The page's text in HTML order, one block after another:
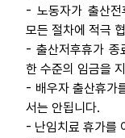
- 노동자가 출산전
모든 절차에 적극
- 출산저후휴가 종
한 수준의 임금을
- 배우자 출산휴가
서는 안됩니다.
- 난임치료 휴가를